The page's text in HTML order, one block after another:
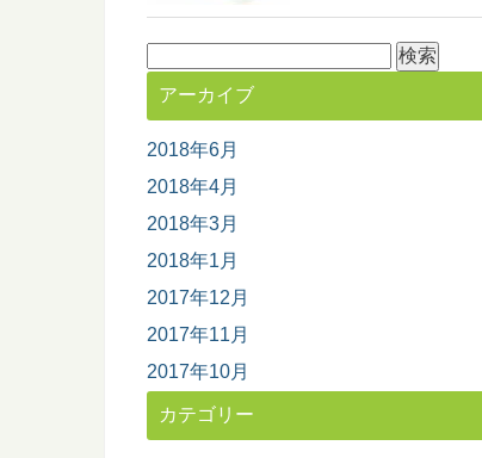
索:
アーカイブ
2018年6月
2018年4月
2018年3月
2018年1月
2017年12月
2017年11月
2017年10月
カテゴリー